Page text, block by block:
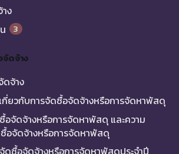
ง
3
ดจ้าง
ดจ้าง
กี่ยวกับการจัดซื้อจัดจ้างหรือการจัดหาพัสดุ
อจัดจ้างหรือการจัดหาพัสดุ และความ
อจัดจ้างหรือการจัดหาพัสดุ
ดซื้อจัดจ้างหรือการจัดหาพัสดุประจำปี